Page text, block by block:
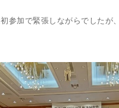
参加で緊張しながらでしたが